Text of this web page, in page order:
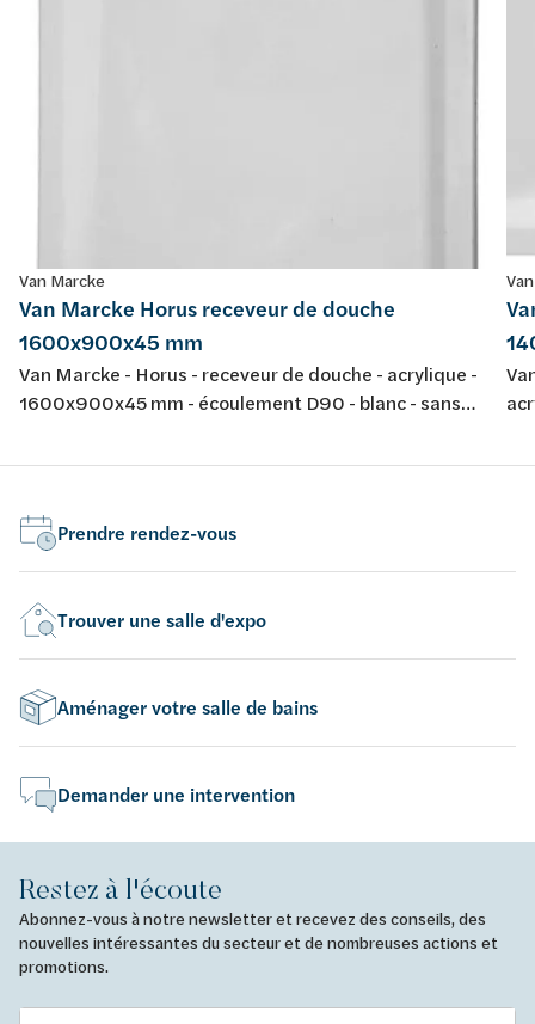
Van Marcke
Van Marcke Horus receveur de douche
1600x900x45 mm
Van Marcke - Horus - receveur de douche - acrylique -
1600x900x45 mm - écoulement D90 - blanc - sans
européennes EN 198 , EN 232 & EN 14516: 2010
Prendre rendez-vous
Trouver une salle d'expo
Aménager votre salle de bains
Demander une intervention
Restez à l'écoute
Abonnez-vous à notre newsletter et recevez des conseils, des
nouvelles intéressantes du secteur et de nombreuses actions et
promotions.